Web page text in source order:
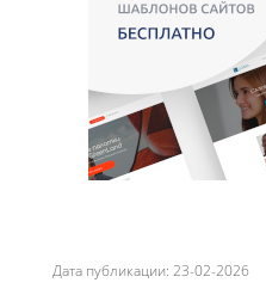
Дата публикации: 23-02-2026